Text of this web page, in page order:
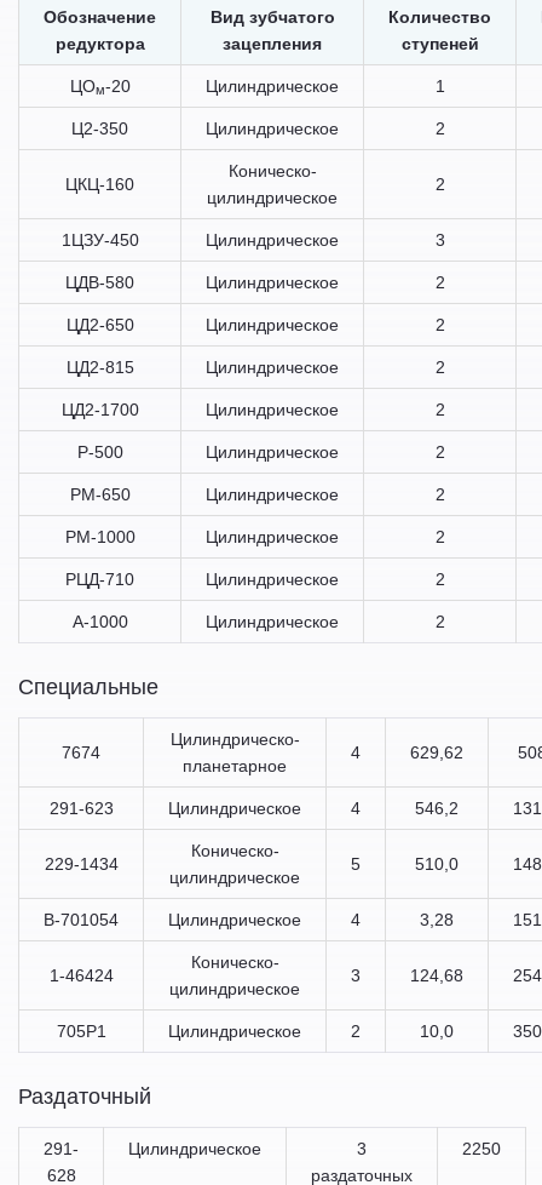
Обозначение
редуктора
Вид зубчатого
зацепления
Количество
ступеней
ЦОм-20 Цилиндрическое 1
Ц2-350 Цилиндрическое 2
ЦКЦ-160
Коническо-
цилиндрическое
2
1ЦЗУ-450 Цилиндрическое 3
ЦДВ-580 Цилиндрическое 2
ЦД2-650 Цилиндрическое 2
ЦД2-815 Цилиндрическое 2
ЦД2-1700 Цилиндрическое 2
Р-500 Цилиндрическое 2
РМ-650 Цилиндрическое 2
РМ-1000 Цилиндрическое 2
РЦД-710 Цилиндрическое 2
А-1000 Цилиндрическое 2
Специальные
7674
Цилиндрическо-
планетарное
4 629,62
291-623 Цилиндрическое 4 546,2
229-1434
Коническо-
цилиндрическое
5 510,0
В-701054 Цилиндрическое 4 3,28
1-46424
Коническо-
цилиндрическое
3 124,68
705Р1 Цилиндрическое 2 10,0
Раздаточный
291-
628
Цилиндрическое
3
раздаточных
2250